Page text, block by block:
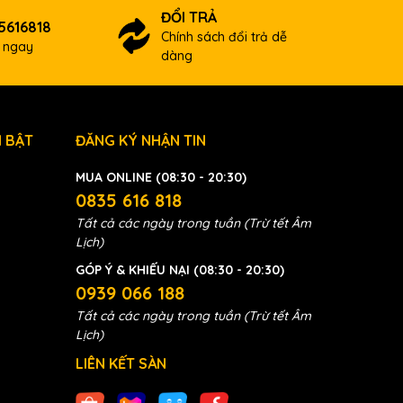
tối
ĐỔI TRẢ
Chính sách đổi trả dễ
dàng
BẬT ĐĂNG KÝ NHẬN TIN
MUA ONLINE (08:30 - 20:30)
0835 616 818
Tất cả các ngày trong tuần (Trừ tết Âm
Lịch)
GÓP Ý & KHIẾU NẠI (08:30 - 20:30)
0939 066 188
Tất cả các ngày trong tuần (Trừ tết Âm
Lịch)
LIÊN KẾT SÀN